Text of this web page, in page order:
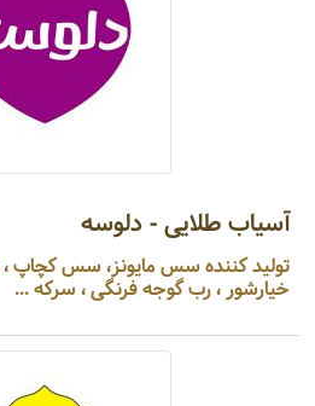
آسیاب طلایی - دلوسه
تولید کننده سس مایونز، سس کچاپ
خیارشور ، رب گوجه فرنگی ، سرکه ...